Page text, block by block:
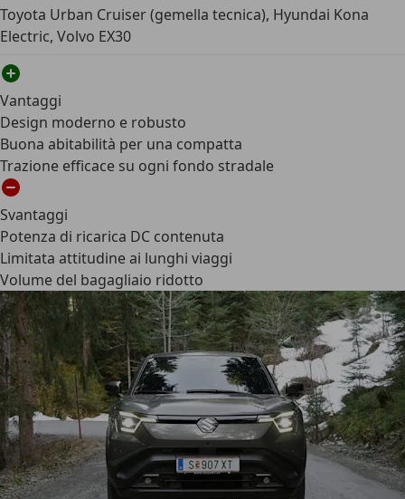
Toyota Urban Cruiser (gemella tecnica), Hyundai Kona
Electric, Volvo EX30
Vantaggi
Design moderno e robusto
Buona abitabilità per una compatta
Trazione efficace su ogni fondo stradale
Svantaggi
Potenza di ricarica DC contenuta
Limitata attitudine ai lunghi viaggi
Volume del bagagliaio ridotto